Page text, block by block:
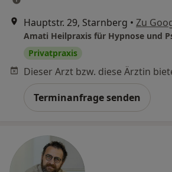
Hauptstr. 29, Starnberg • Zu
Amati Heilpraxis für Hypnose und
Privatpraxis
Terminanfrage senden